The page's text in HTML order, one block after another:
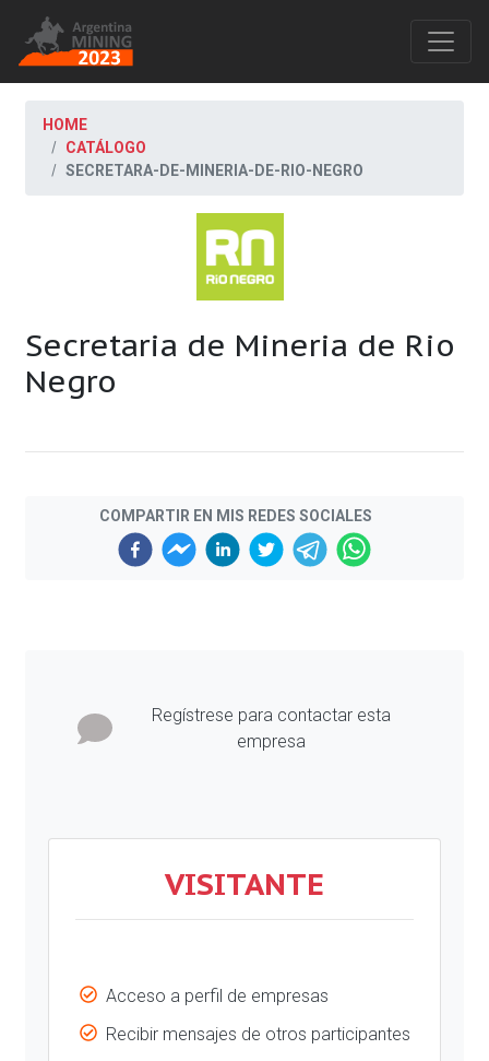
HOME
CATÁLOGO
SECRETARA-DE-MINERIA-DE-RIO-NEGRO
Secretaria de Mineria de Rio
Negro
COMPARTIR EN MIS REDES SOCIALES
Regístrese para contactar esta
empresa
VISITANTE
Acceso a perfil de empresas
Recibir mensajes de otros participantes